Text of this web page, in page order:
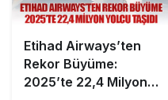
Etihad Airways’ten
Rekor Büyüme:
2025’te 22,4 Milyon